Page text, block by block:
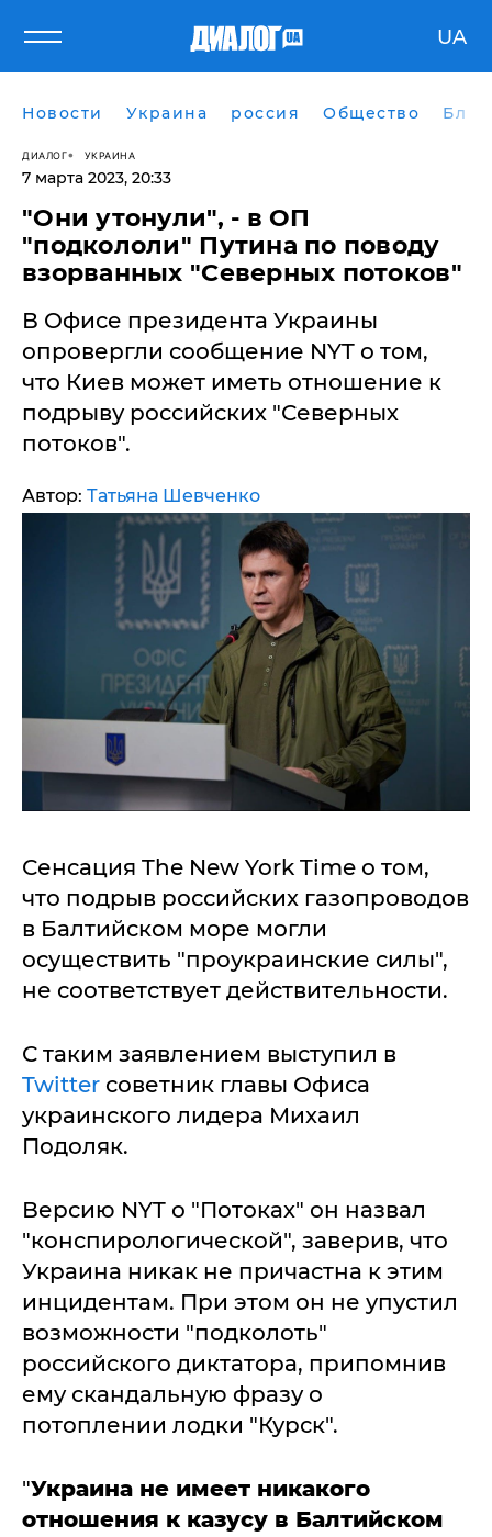
UA
Новости Украина россия Общество
ДИАЛОГ УКРАИНА
7 марта 2023, 20:33
​"Они утонули", - в ОП
"подкололи" Путина по поводу
взорванных "Северных потоков"
В Офисе президента Украины
опровергли сообщение NYT о том,
что Киев может иметь отношение к
подрыву российских "Северных
потоков".
Автор: Татьяна Шевченко
Сенсация The New York Time о том,
что подрыв российских газопроводов
в Балтийском море могли
осуществить "проукраинские силы",
не соответствует действительности.
С таким заявлением выступил в
Twitter советник главы Офиса
украинского лидера Михаил
Подоляк.
Версию NYT о "Потоках" он назвал
"конспирологической", заверив, что
Украина никак не причастна к этим
инцидентам. При этом он не упустил
возможности "подколоть"
российского диктатора, припомнив
ему скандальную фразу о
потоплении лодки "Курск".
"Украина не имеет никакого
отношения к казусу в Балтийском